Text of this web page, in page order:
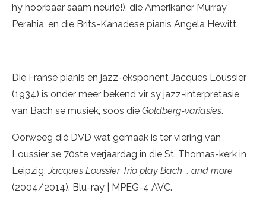
hy hoorbaar saam neurie!), die Amerikaner Murray
Perahia, en die Brits-Kanadese pianis Angela Hewitt.
Die Franse pianis en jazz-eksponent Jacques Loussier
(1934) is onder meer bekend vir sy jazz-interpretasie
van Bach se musiek, soos die Goldberg-variasies.
Oorweeg dié DVD wat gemaak is ter viering van
Loussier se 70ste verjaardag in die St. Thomas-kerk in
Leipzig.Jacques Loussier Trio play Bach … and more
(2004/2014). Blu-ray | MPEG-4 AVC.